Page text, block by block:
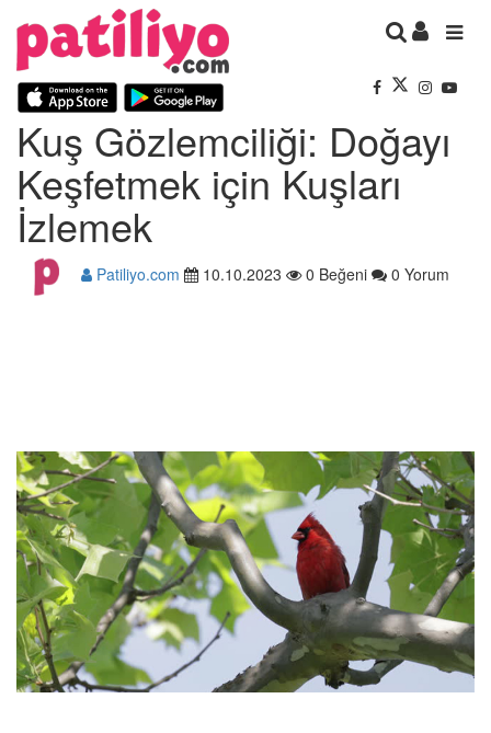
Kuş Gözlemciliği: Doğayı
Keşfetmek için Kuşları
İzlemek
Patiliyo.com 10.10.2023 0 Beğeni 0 Yorum